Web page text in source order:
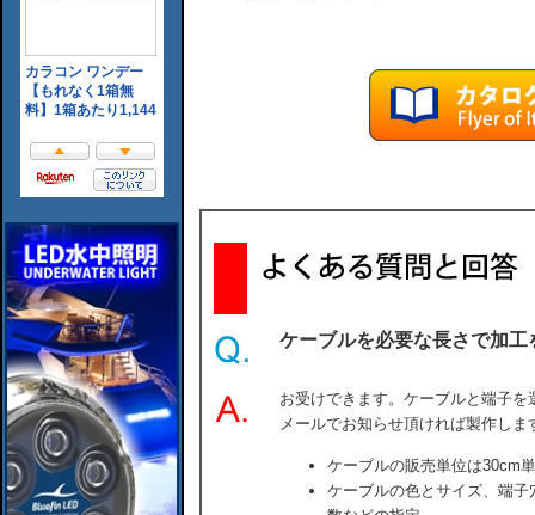
ケーブルを必要な長さで加工
お受けできます。ケーブルと端子
メールでお知らせ頂ければ製作しま
ケーブルの販売単位は30cm
ケーブルの色とサイズ、端